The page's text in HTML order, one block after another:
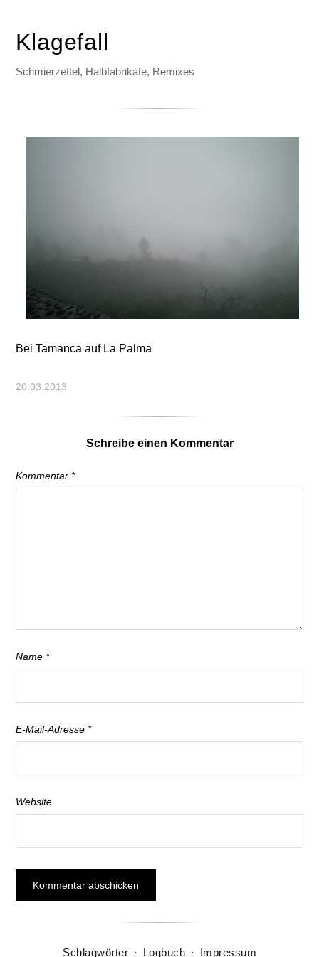
Klagefall
Schmierzettel, Halbfabrikate, Remixes
Bei Tamanca auf La Palma
20.03.2013
Schreibe einen Kommentar
Kommentar *
Name *
E-Mail-Adresse *
Website
Schlagwörter · Logbuch · Impressum